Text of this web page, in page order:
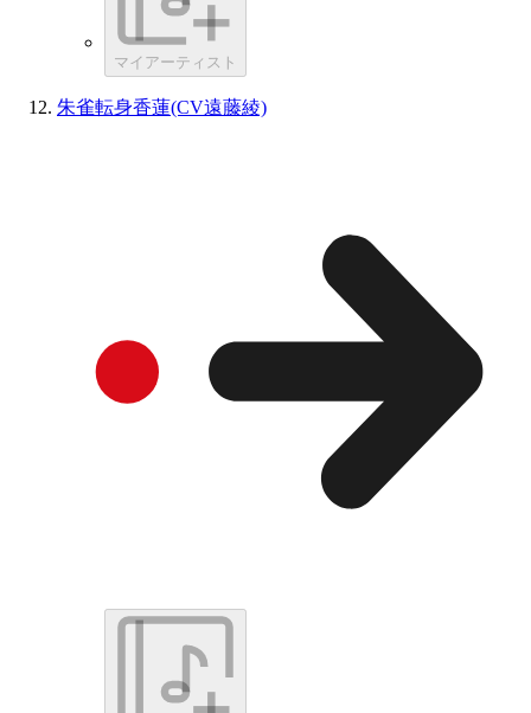
マイアーティスト
朱雀転身香蓮(CV遠藤綾)